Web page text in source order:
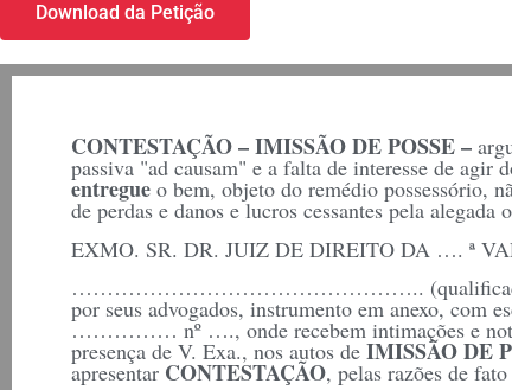
Download da Petição
CONTESTAÇÃO –IMISSÃO DE POSSE –
passiva "ad causam" e a falta de interesse de agir
entregue o bem, objeto do remédio possessório,
de perdas e danos e lucros cessantes pela alegada
EXMO. SR. DR. JUIZ DE DIREITO DA …. ª
………………………………………….. (qualificação),
por seus advogados, instrumento em anexo, com
…………… nº …., onde recebem intimações e
presença de V. Exa., nos autos de IMISSÃO DE
apresentar CONTESTAÇÃO, pelas razões de